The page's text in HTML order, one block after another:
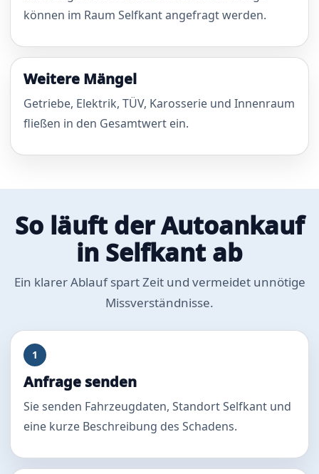
können im Raum Selfkant angefragt werden.
Weitere Mängel
Getriebe, Elektrik, TÜV, Karosserie und Innenraum
fließen in den Gesamtwert ein.
So läuft der Autoankauf
in Selfkant ab
Ein klarer Ablauf spart Zeit und vermeidet unnötige
Missverständnisse.
1
Anfrage senden
Sie senden Fahrzeugdaten, Standort Selfkant und
eine kurze Beschreibung des Schadens.